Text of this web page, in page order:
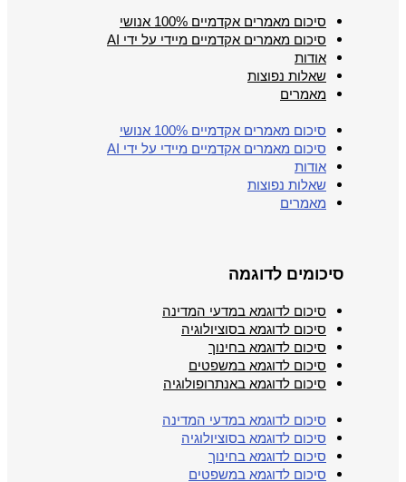
סיכום מאמרים אקדמיים 100% אנושי
סיכום מאמרים אקדמיים מיידי על ידי AI
אודות
שאלות נפוצות
מאמרים
סיכום מאמרים אקדמיים 100% אנושי
סיכום מאמרים אקדמיים מיידי על ידי AI
אודות
שאלות נפוצות
מאמרים
סיכומים לדוגמה
סיכום לדוגמא במדעי המדינה
סיכום לדוגמא בסוציולוגיה
סיכום לדוגמא בחינוך
סיכום לדוגמא במשפטים
סיכום לדוגמא באנתרופולוגיה
סיכום לדוגמא במדעי המדינה
סיכום לדוגמא בסוציולוגיה
סיכום לדוגמא בחינוך
סיכום לדוגמא במשפטים